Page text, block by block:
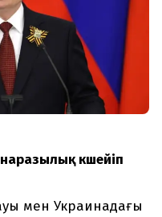
күшейіп
мен Украинадағы